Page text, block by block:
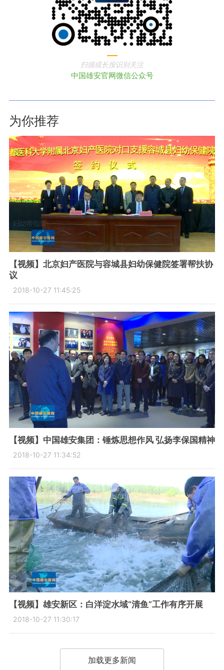
扫描或长按识别关注
中国雄安官网微信公众号
为你推荐
【视频】北京妇产医院与容城县妇幼保健院签署帮扶协
议
2018-10-27 11:45:25
【视频】中国雄安集团：锤炼思想作风 弘扬李保国精神
2018-10-27 11:34:52
【视频】雄安新区：白洋淀水域“清鱼”工作有序开展
2018-10-27 11:30:17
加载更多新闻